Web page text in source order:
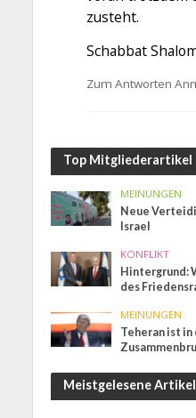
zusteht.
Schabbat
Zum Antworten
Top Mitgliederartikel
MEINUNGEN
Neue
Israel
KONFLIKT
Hintergrund:
des
MEINUNGEN
Teheran ist in
Meistgelesene Artikel